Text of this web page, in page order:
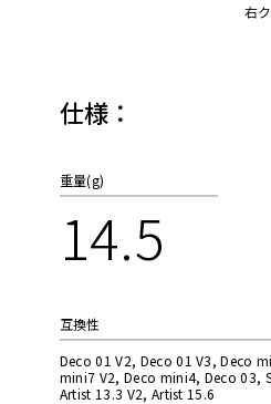
右
仕様：
重量(g)
14.5
互換性
Deco 01 V2, Deco 01 V3, Deco
mini7 V2, Deco mini4, Deco 03,
Artist 13.3 V2, Artist 15.6